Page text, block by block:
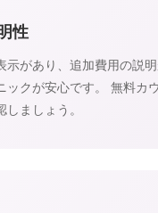
性
示があり、追加費用の説
ックが安心です。 無料カ
ましょう。